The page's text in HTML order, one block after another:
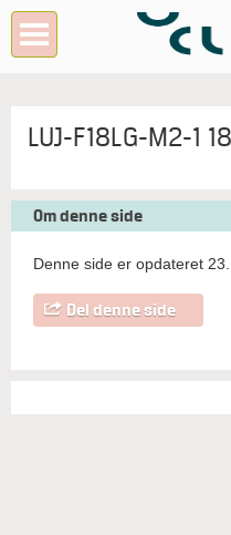
LUJ-F18LG-M2-1
Om denne side
Denne side er opdateret
Del denne side